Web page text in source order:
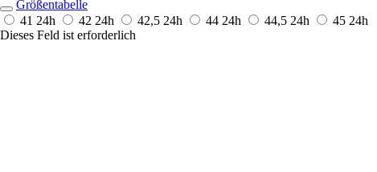
Größentabelle
41 24h 42 24h 42,5 24h 44 24h 44,5 24h 45 24h
Dieses Feld ist erforderlich